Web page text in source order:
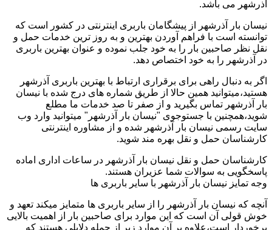
آذرشهر می باشد.
نیسان بار آذرشهر از پیشگامان باربری اینترنتی در کشور است که
توانسته است با فراهم آوردن بهترین و به روز ترین خدمات حمل و
نقل نظر صاحبین بار را به خود جلب نموده و عنوان بهترین باربری
در آذرشهر را به خود اختصاص دهد.
اگر به دنبال راهی برای برقراری ارتباط با بهترین باربری آذرشهر
هستید،میتوانید همین حالا از طریق شماره های درج شده با نیسان
بار آذرشهر تماس بگیرید و از صفر تا صد خدمات ما مطلع
شوید،همچنین با جستوجوی "نیسان بار آذرشهر" میتوانید وارد وب
سایت رسمی نیسان بار آذرشهر شده و از مشاوره اینترنتی
کارشناسان حمل و نقل بهره مند شوید.
کارشناسان حمل و نقل نیسان بار آذرشهر در ساعات اداری اماده
پاسخگویی به سوالات شما عزیران هستند.
وجه تمایز نیسان بار آذرشهر با سایر باربری ها
آنچه که نیسان بار آذرشهر را از سایر باربری ها متمایز میکند تعهد و
خوش قولی آن است که این موارد برای صاحبین بار از اهمیت بالایی
برخوردار است،علاوه بر آن موارد زیر از جمله دلایلی هستند که